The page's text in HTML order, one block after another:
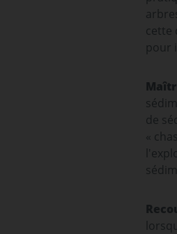
cette
pour
de
«